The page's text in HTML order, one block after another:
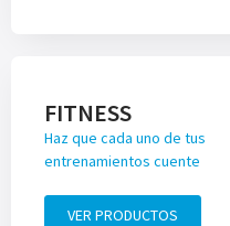
FITNESS
Haz que cada uno de tus
entrenamientos cuente
VER PRODUCTOS